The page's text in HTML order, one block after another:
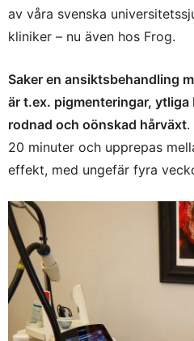
av våra svenska
kliniker – nu även hos Frog.
Saker en ansiktsbehandling
är t.ex. pigmenteringar, ytliga
rodnad och oönskad hårväxt.
20 minuter och upprepas
effekt, med ungefär fyra